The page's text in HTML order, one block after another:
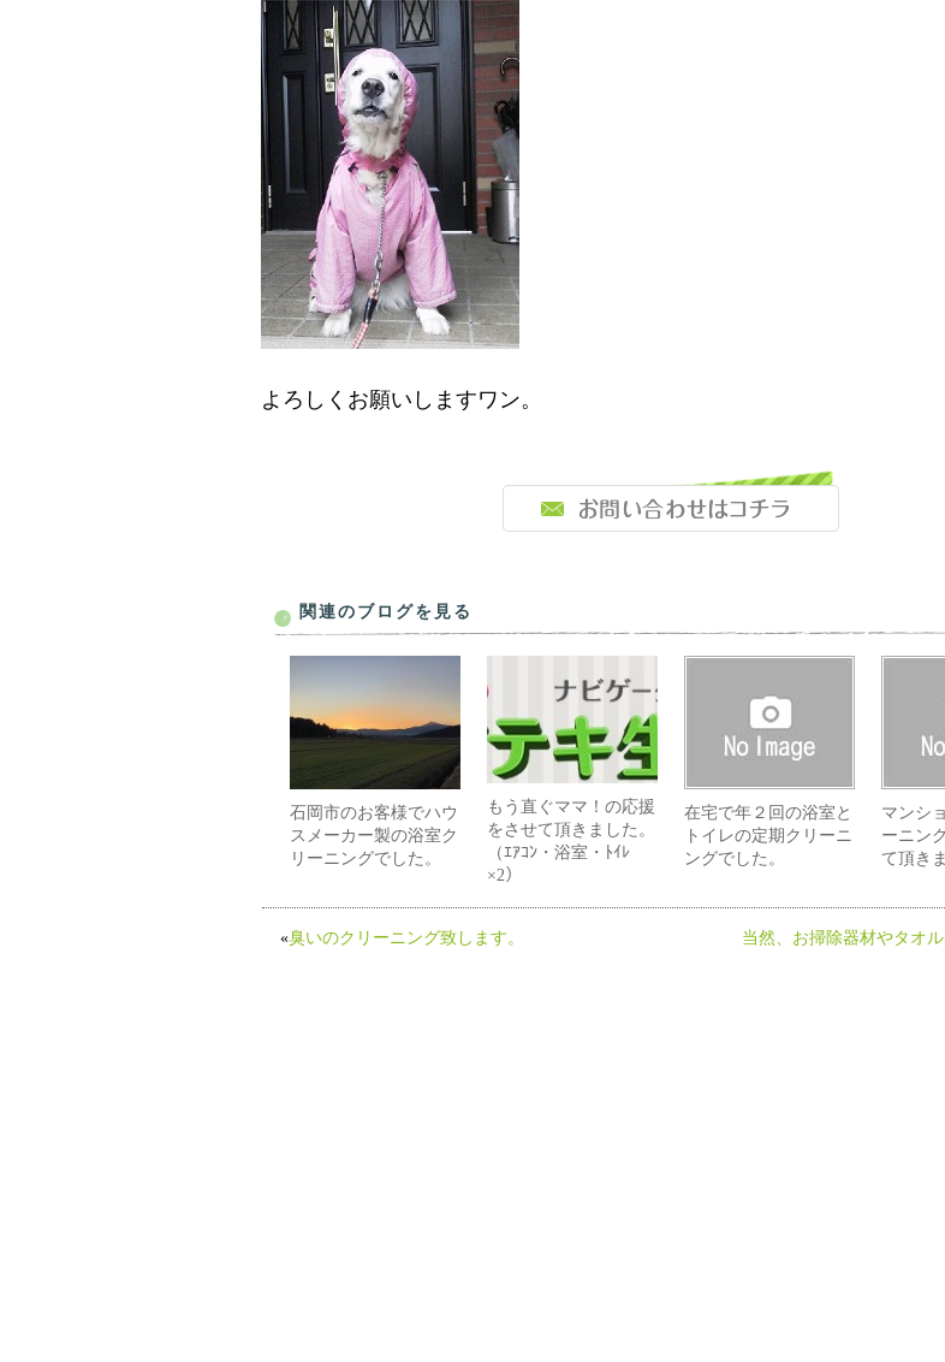
よろしくお願いしますワン。
関連のブログを見る
石岡市のお客様でハウ
スメーカー製の浴室ク
リーニングでした。
もう直ぐママ！の応援
をさせて頂きました。
（ｴｱｺﾝ・浴室・ﾄｲﾚ
×2）
在宅で年２回の浴室と
トイレの定期クリーニ
ングでした。
マンシ
ーニン
て頂き
«臭いのクリーニング致します。
当然、お掃除器材やタオ